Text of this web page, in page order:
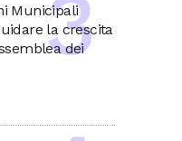
Municipali
la crescita
dei